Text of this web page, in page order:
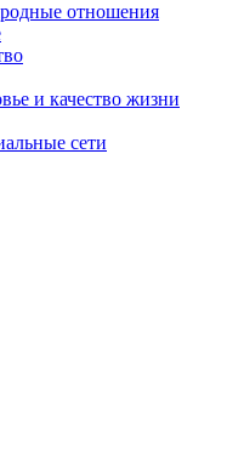
отношения
и качество жизни
сети